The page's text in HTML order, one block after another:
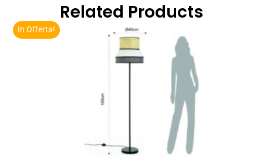
Related Products
In Offerta!